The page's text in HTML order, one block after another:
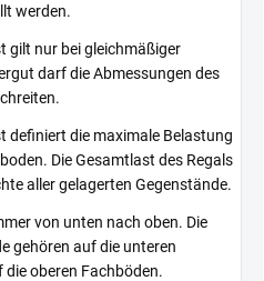
werden.
gilt nur bei gleichmäßiger
darf die Abmessungen des
definiert die maximale Belastung
Die Gesamtlast des Regals
aller gelagerten Gegenstände.
von unten nach oben. Die
gehören auf die unteren
die oberen Fachböden.